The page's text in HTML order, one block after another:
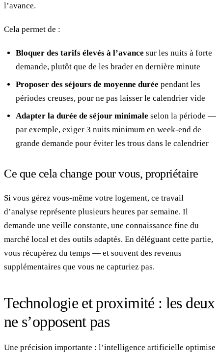
l’avance.
Cela permet de :
Bloquer des tarifs élevés à l’avance sur les nuits à forte
demande, plutôt que de les brader en dernière minute
Proposer des séjours de moyenne durée pendant les
périodes creuses, pour ne pas laisser le calendrier vide
Adapter la durée de séjour minimale selon la période —
par exemple, exiger 3 nuits minimum en week-end de
grande demande pour éviter les trous dans le calendrier
Ce que cela change pour vous, propriétaire
Si vous gérez vous-même votre logement, ce travail
d’analyse représente plusieurs heures par semaine. Il
demande une veille constante, une connaissance fine du
marché local et des outils adaptés. En déléguant cette partie,
vous récupérez du temps — et souvent des revenus
supplémentaires que vous ne capturiez pas.
Technologie et proximité : les deux
ne s’opposent pas
Une précision importante : l’intelligence artificielle optimise